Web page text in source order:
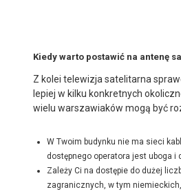
Kiedy warto postawić na antenę
Z kolei telewizja satelitarna
lepiej w kilku konkretnych
wielu warszawiaków mogą być
W Twoim budynku nie ma sieci
dostępnego operatora jest uboga i
Zależy Ci na dostępie do dużej
zagranicznych, w tym